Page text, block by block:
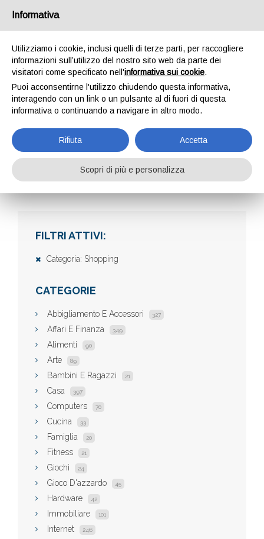
AZIENDE
Aziende
FILTRI ATTIVI:
Categoria: Shopping
CATEGORIE
Abbigliamento E Accessori 327
Affari E Finanza 349
Alimenti 90
Arte 89
Bambini E Ragazzi 21
Casa 397
Computers 70
Cucina 33
Famiglia 20
Fitness 21
Giochi 24
Gioco D'azzardo 45
Hardware 42
Immobiliare 101
Internet 246
Informativa
Utilizziamo i cookie, inclusi quelli di terze parti, per raccogliere
informazioni sull’utilizzo del nostro sito web da parte dei
visitatori come specificato nell'informativa sui cookie.
Puoi acconsentirne l'utilizzo chiudendo questa informativa,
interagendo con un link o un pulsante al di fuori di questa
informativa o continuando a navigare in altro modo.
Rifiuta Accetta
Scopri di più e personalizza